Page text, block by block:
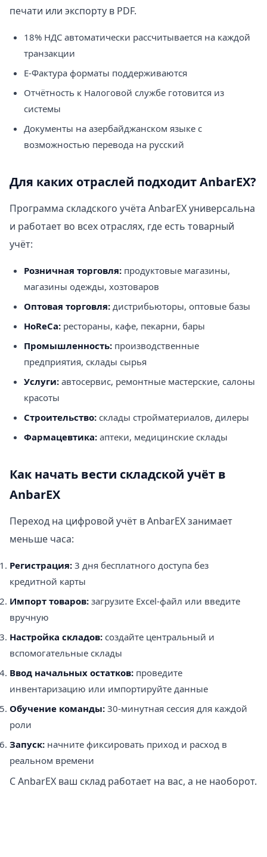
печати или экспорту в PDF.
18% НДС автоматически рассчитывается на каждой
транзакции
E-Фактура форматы поддерживаются
Отчётность к Налоговой службе готовится из
системы
Документы на азербайджанском языке с
возможностью перевода на русский
Для каких отраслей подходит AnbarEX?
Программа складского учёта AnbarEX универсальна
и работает во всех отраслях, где есть товарный
учёт:
Розничная торговля: продуктовые магазины,
магазины одежды, хозтоваров
Оптовая торговля: дистрибьюторы, оптовые базы
HoReCa: рестораны, кафе, пекарни, бары
Промышленность: производственные
предприятия, склады сырья
Услуги: автосервис, ремонтные мастерские, салоны
красоты
Строительство: склады стройматериалов, дилеры
Фармацевтика: аптеки, медицинские склады
Как начать вести складской учёт в
AnbarEX
Переход на цифровой учёт в AnbarEX занимает
меньше часа:
Регистрация: 3 дня бесплатного доступа без
кредитной карты
Импорт товаров: загрузите Excel-файл или введите
вручную
Настройка складов: создайте центральный и
вспомогательные склады
Ввод начальных остатков: проведите
инвентаризацию или импортируйте данные
Обучение команды: 30-минутная сессия для каждой
роли
Запуск: начните фиксировать приход и расход в
реальном времени
С AnbarEX ваш склад работает на вас, а не наоборот.